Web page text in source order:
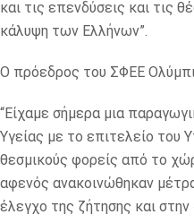
και τις επενδύσεις και τις
κάλυψη των Ελλήνων”.
Ο πρόεδρος του ΣΦΕΕ
“Είχαμε σήμερα μια
Υγείας με το επιτελείο του
θεσμικούς φορείς από το
αφενός ανακοινώθηκαν
έλεγχο της ζήτησης και